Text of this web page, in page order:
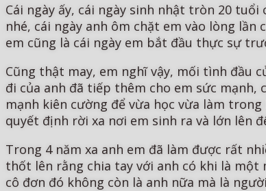
Cái ngày ấy, cái ngày sinh nhật tròn 20
nhé, cái ngày anh ôm chặt em vào lòng
em cũng là cái ngày em bắt đầu thực sự
Cũng thật may, em nghĩ vậy, mối tình đầu
đi của anh đã tiếp thêm cho em sức mạnh,
mạnh kiên cường để vừa học vừa làm
quyết định rời xa nơi em sinh ra và lớn lên
Trong 4 năm xa anh em đã làm được rất
thốt lên rằng chia tay với anh có khi là một
cô đơn đó không còn là anh nữa mà là